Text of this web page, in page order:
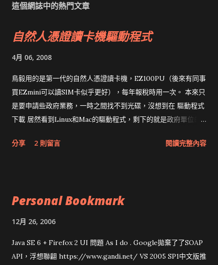
這個網誌中的熱門文章
自然人憑證讀卡機驅動程式
4月 06, 2008
鳥毅用的是第一代的自然人憑證讀卡機，EZ100PU（後來有同事
買EZmini可以讀SIM卡似乎更好），每年報稅時用一次。 本來只
是要申請些政府業務，一時之間找不到光碟，沒想到在 驅動程式
下載 居然看到Linux和Mac的驅動程式，剩下的就是政府單位的
分享 2 則留言 閱讀完整內容
Personal Bookmark
12月 26, 2006
Java SE 6 + Firefox 2 UI 問題 As I do . Google拋棄了了SOAP
API，浮想聯翩 https://www.gandi.net/ VS 2005 SP1中文版推